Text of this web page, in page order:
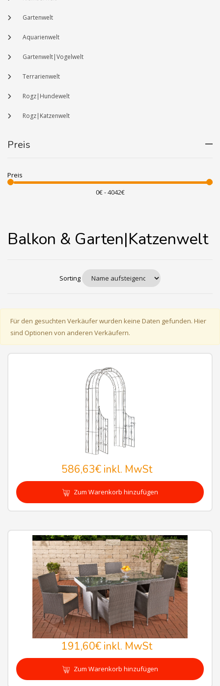
Gartenwelt
Aquarienwelt
Gartenwelt|Vogelwelt
Terrarienwelt
Rogz|Hundewelt
Rogz|Katzenwelt
Preis
Preis
Balkon & Garten|Katzenwelt
Sorting
Für den gesuchten Verkäufer wurden keine Daten gefunden. Hier
sind Optionen von anderen Verkäufern.
586,63€inkl. MwSt
Zum Warenkorb hinzufügen
191,60€inkl. MwSt
Zum Warenkorb hinzufügen